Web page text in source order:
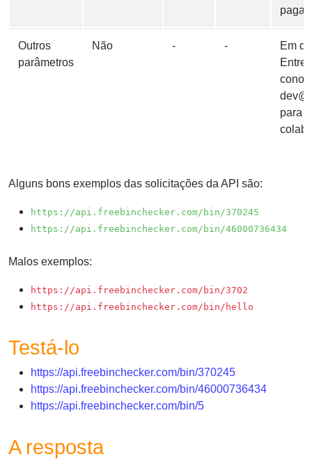
IP
Lookup
IP
Outros
parâmetros
Não - -
Em
Entre
para
Alguns bons exemplos das solicitações da API são:
https://api.freebinchecker.com/bin/370245
https://api.freebinchecker.com/bin/46000736434
Malos exemplos:
https://api.freebinchecker.com/bin/3702
https://api.freebinchecker.com/bin/hello
Testá-lo
https://api.freebinchecker.com/bin/370245
https://api.freebinchecker.com/bin/46000736434
https://api.freebinchecker.com/bin/5
A resposta